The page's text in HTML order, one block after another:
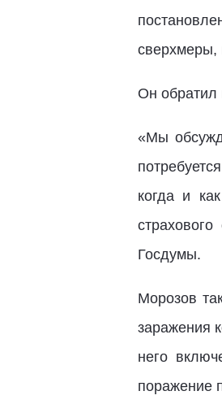
сверхмеры,
Он обратил
«Мы
когда и
Госдумы.
Морозов
заражения
него
поражение